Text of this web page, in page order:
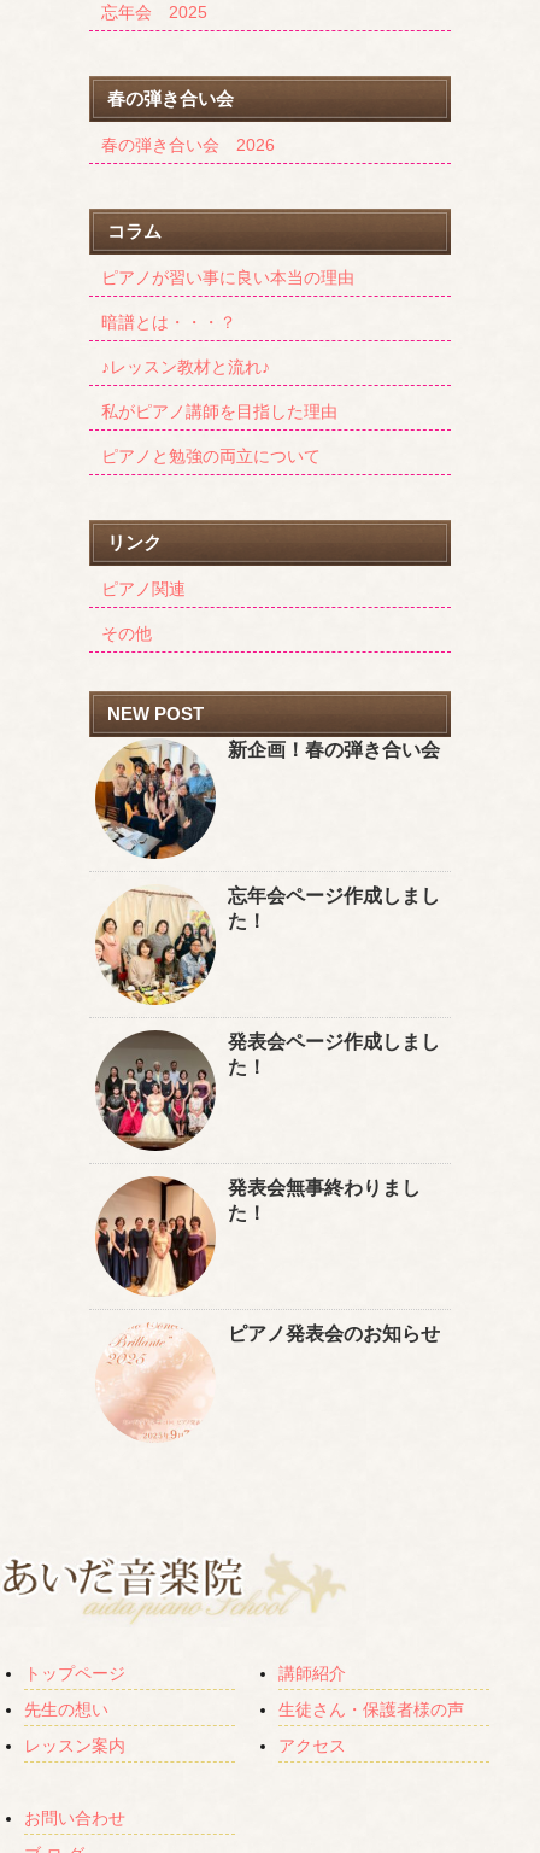
忘年会 2025
春の弾き合い会
春の弾き合い会 2026
コラム
ピアノが習い事に良い本当の理由
暗譜とは・・・？
♪レッスン教材と流れ♪
私がピアノ講師を目指した理由
ピアノと勉強の両立について
リンク
ピアノ関連
その他
NEW POST
新企画！春の弾き合い会
忘年会ページ作成しまし
た！
発表会ページ作成しまし
た！
発表会無事終わりまし
た！
ピアノ発表会のお知らせ
トップページ
先生の想い
レッスン案内
講師紹介
生徒さん・保護者様の声
アクセス
お問い合わせ